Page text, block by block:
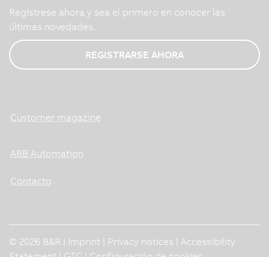
Regístrese ahora y sea el primero en conocer las
últimas novedades.
REGISTRARSE AHORA
Customer magazine
ABB Automation
Contacto
© 2026 B&R | Imprint Privacy notices
Accessibility